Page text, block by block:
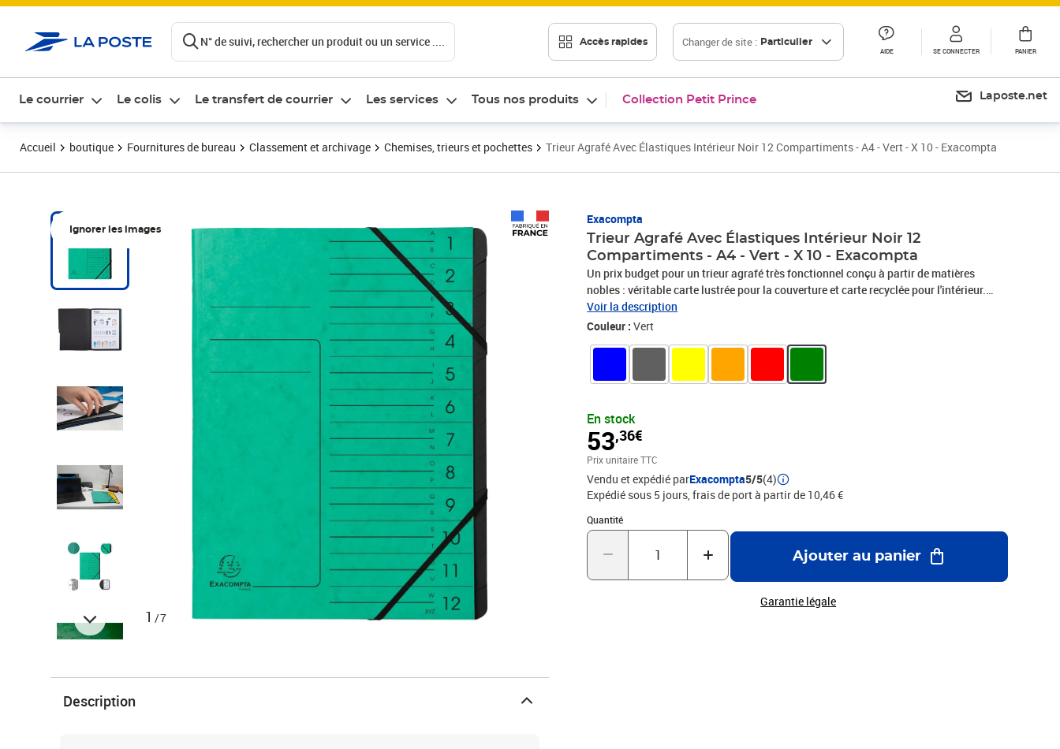
N° de suivi, rechercher un produit ou un service .... Accès rapides Changer de site : Particulier
AIDE SE CONNECTER PANIER
Le courrier Le colis Le transfert de courrier Les services Tous nos produits Collection Petit Prince Laposte.net
Accueil boutique Fournitures de bureau Classement et archivage Chemises, trieurs et pochettes Trieur Agrafé Avec Élastiques Intérieur Noir 12 Compartiments - A4 - Vert - X 10 - Exacompta
Ignorer les images
1 /7
Exacompta
Trieur Agrafé Avec Élastiques Intérieur Noir 12
Compartiments - A4 - Vert - X 10 - Exacompta
Un prix budget pour un trieur agrafé très fonctionnel conçu à partir de matières
nobles : véritable carte lustrée pour la couverture et carte recyclée pour l'intérieur.
Idéal pour classer par catégorie et transporter des documents perforés ou non
perforés. Couverture imprimée pour faciliter l'identification des compartiments.
Voir la description
Couleur :Vert
En stock
53,36€
Prix 53,36€
Prix unitaire TTC
Vendu et expédié parExacompta5/5(4)
Expédié sous 5 jours, frais de port à partir de 10,46 €
Quantité
Quantité : 1
Ajouter au panier
Garantie légale
Description